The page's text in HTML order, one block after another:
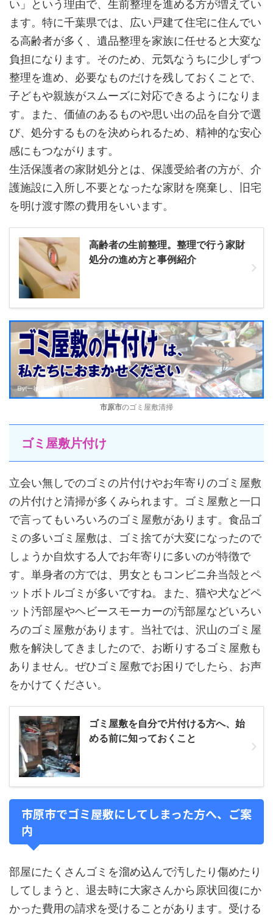
い」という理由で、生前整理を進める方が増えてい
ます。特に千葉県では、広い戸建て住宅に住んでい
る高齢者が多く、遺品整理を家族に任せると大変な
負担になります。そのため、元気なうちに少しずつ
整理を進め、必要なものだけを残しておくことで、
子どもや親族がスムーズに対応できるようになりま
す。また、価値のあるものや思い出の品を自分で選
び、処分するものを決められるため、精神的な安心
感にもつながります。
生活保護者の家財処分とは、保護受給者の方が、介
護施設に入所し不要となったな家財を廃棄し、旧宅
を明け渡す際の費用をいいます。
高齢者の生前整理。整理で行う家財
処分の進め方と事例紹介
市原市のゴミ屋敷清掃
ゴミ屋敷片付け
立会い無しでのゴミの片付けやお年寄りのゴミ屋敷
の片付けと清掃が多くみられます。ゴミ屋敷と一口
で言ってもいろいろのゴミ屋敷があります。食品ゴ
ミの多いゴミ屋敷は、ゴミ捨てが大変になったので
しょうか自炊する人でお年寄りに多いのが特徴で
す。単身者の方では、男女ともコンビニ弁当殻とペ
ットボトルゴミが多いですね。また、猫や犬などペ
ット汚部屋やヘビースモーカーの汚部屋などいろい
ろのゴミ屋敷があります。当社では、沢山のゴミ屋
敷を解決してきましたので、お断りするゴミ屋敷も
ありません。ぜひゴミ屋敷でお困りでしたら、お声
をかけてください。
ゴミ屋敷を自分で片付ける方へ、始
める前に知っておくこと
市原市でゴミ屋敷にしてしまった方へ、ご案
内
部屋にたくさんゴミを溜め込んで汚したり傷めたり
してしまうと、退去時に大家さんから原状回復にか
かった費用の請求を受けることがあります。受ける